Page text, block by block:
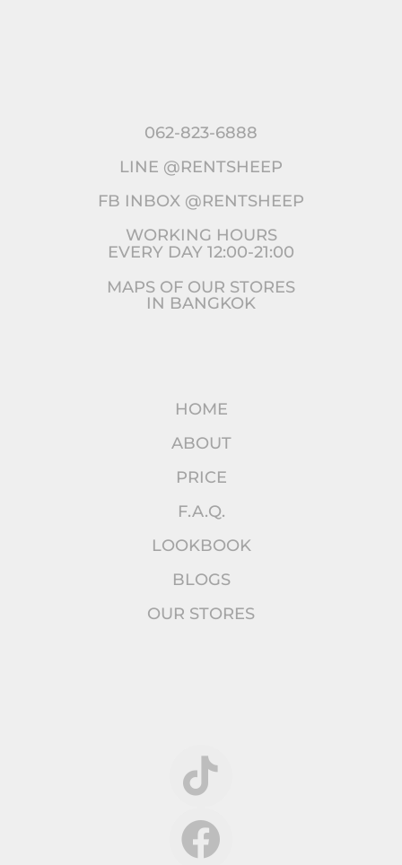
062-823-6888
LINE @RENTSHEEP
FB INBOX @RENTSHEEP
WORKING HOURS
EVERY DAY 12:00-21:00
MAPS OF OUR STORES
IN BANGKOK
HOME
ABOUT
PRICE
F.A.Q.
LOOKBOOK
BLOGS
OUR STORES